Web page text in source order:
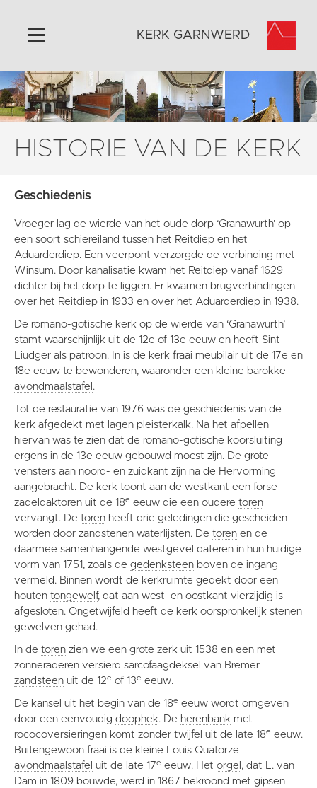
Home
Algemeen
Historie
Activiteiten
Foto's
Doneer
Contact
Vaktaal
KERK GARNWERD
HISTORIE VAN DE KERK
Geschiedenis
Vroeger lag de wierde van het oude dorp ‘Granawurth’ op
een soort schiereiland tussen het Reitdiep en het
Aduarderdiep. Een veerpont verzorgde de verbinding met
Winsum. Door kanalisatie kwam het Reitdiep vanaf 1629
dichter bij het dorp te liggen. Er kwamen brugverbindingen
over het Reitdiep in 1933 en over het Aduarderdiep in 1938.
De romano-gotische kerk op de wierde van ‘Granawurth’
stamt waarschijnlijk uit de 12e of 13e eeuw en heeft Sint-
Liudger als patroon. In is de kerk fraai meubilair uit de 17e en
18e eeuw te bewonderen, waaronder een kleine barokke
avondmaalstafel .
Tot de restauratie van 1976 was de geschiedenis van de
kerk afgedekt met lagen pleisterkalk. Na het afpellen
hiervan was te zien dat de romano-gotische koorsluiting
ergens in de 13e eeuw gebouwd moest zijn. De grote
vensters aan noord- en zuidkant zijn na de Hervorming
aangebracht. De kerk toont aan de westkant een forse
zadeldaktoren uit de 18e eeuw die een oudere toren
vervangt. De toren heeft drie geledingen die gescheiden
worden door zandstenen waterlijsten. De toren en de
daarmee samenhangende westgevel dateren in hun huidige
vorm van 1751, zoals de gedenksteen boven de ingang
vermeld. Binnen wordt de kerkruimte gedekt door een
houten tongewelf, dat aan west- en oostkant vierzijdig is
afgesloten. Ongetwijfeld heeft de kerk oorspronkelijk stenen
gewelven gehad.
In de toren zien we een grote zerk uit 1538 en een met
zonneraderen versierd sarcofaagdeksel van Bremer
zandsteen uit de 12e of 13e eeuw.
De kansel uit het begin van de 18e eeuw wordt omgeven
door een eenvoudig doophek. De herenbank met
rococoversieringen komt zonder twijfel uit de late 18e eeuw.
Buitengewoon fraai is de kleine Louis Quatorze
avondmaalstafel uit de late 17e eeuw. Het orgel , dat L. van
Dam in 1809 bouwde, werd in 1867 bekroond met gipsen